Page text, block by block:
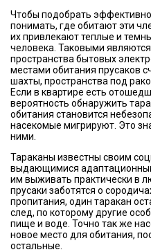
Чтобы подобрать
понимать, где обитают эти
их привлекают теплые и
человека. Таковыми
пространства бытовых
местами обитания прусаков
шахты, пространства под
Если в квартире есть
вероятность обнаружить
обитания становится
насекомые мигрируют. Это
ними.
Тараканы известны своим
выдающимися
им выживать практически в
прусаки заботятся о
пропитания, один таракан
след, по которому другие
пище и воде. Точно так же
новое место для обитания,
остальные.